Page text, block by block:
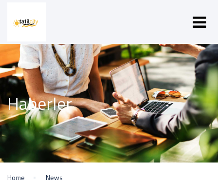
Haberler
Home News